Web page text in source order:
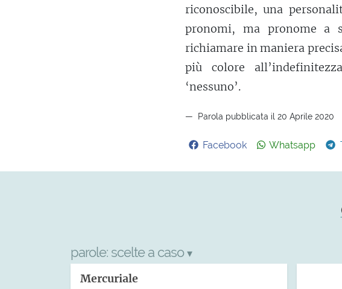
riconoscibile, una
pronomi, ma pronome a
richiamare in maniera
più colore
‘nessuno’.
Parola pubblicata il 20 Aprile 2020
Facebook Whatsapp
parole: scelte a caso ▾
Mercuriale